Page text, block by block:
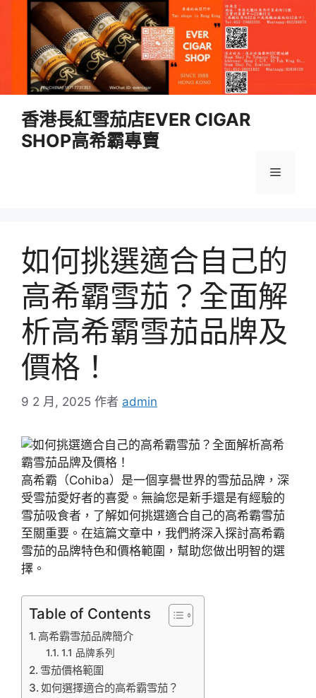
香港長紅雪茄店EVER CIGAR
SHOP高希霸專賣
選
如何挑選適合自己的
高希霸雪茄？全面解
析高希霸雪茄品牌及
價格！
9 2 月, 2025 作者 admin
高希霸（Cohiba）是一個享譽世界的雪茄品牌，深
受雪茄愛好者的喜愛。無論您是新手還是有經驗的
雪茄吸食者，了解如何挑選適合自己的高希霸雪茄
至關重要。在這篇文章中，我們將深入探討高希霸
雪茄的品牌特色和價格範圍，幫助您做出明智的選
擇。
Table of Contents
高希霸雪茄品牌簡介
1.1 品牌系列
雪茄價格範圍
如何選擇適合的高希霸雪茄？